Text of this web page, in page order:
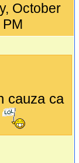
October
cauza ca